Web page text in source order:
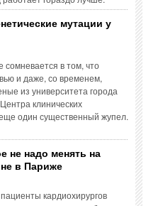
мутации у
в том, что
и даже, со временем,
из университета города
клинических
один существенный жупел.
не надо менять на
в Париже
кардиохирургов